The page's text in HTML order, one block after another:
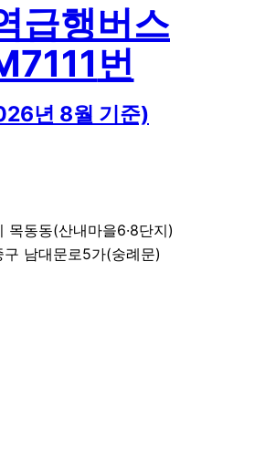
급행버스
번
년 8월 기준)
목동동(산내마을6·8단지)
남대문로5가(숭례문)